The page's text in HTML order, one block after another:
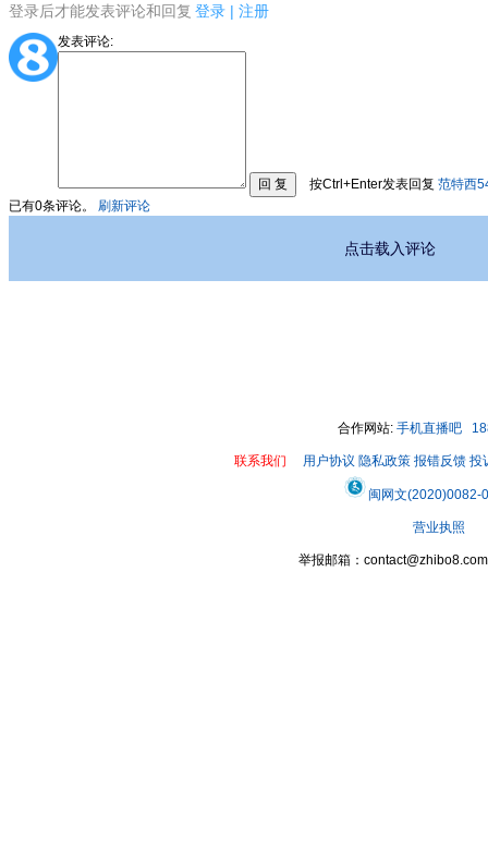
登录后才能发表评论和回复 登录 | 注册
发表评论:
按Ctrl+Enter发表回复 范特西
已有0条评论。 刷新评论
点击载入评论
合作网站: 手机直播吧
联系我们 用户协议 隐私政策 报错反馈 投
闽网文(2020)0082-
营业执照
举报邮箱：